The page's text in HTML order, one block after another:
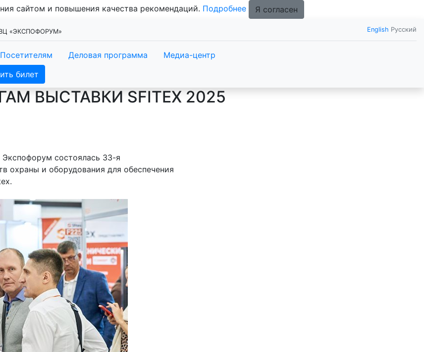
сайтом и повышения качества рекомендаций. Подробнее Я согласен
«ЭКСПОФОРУМ» English Русский
Посетителям Деловая программа
Медиа-центр
билет
ВЫСТАВКИ SFITEX 2025
состоялась 33-я
охраны и оборудования для обеспечения